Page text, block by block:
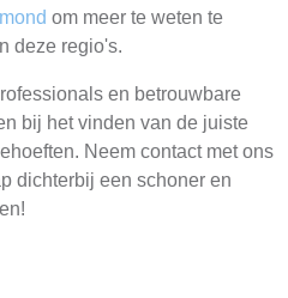
om meer te weten te
deze regio's.
en betrouwbare
bij het vinden van de juiste
Neem contact met ons
dichterbij een schoner en